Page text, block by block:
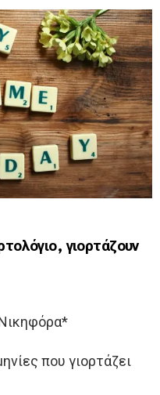
γιορτάζουν
που γιορτάζει